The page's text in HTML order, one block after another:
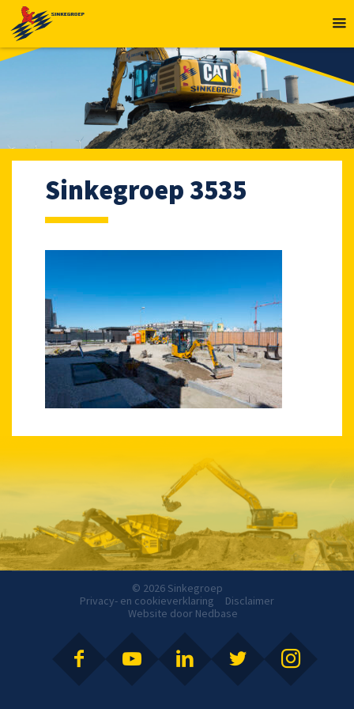
Sinkegroep 3535
© 2026 Sinkegroep
Privacy- en cookieverklaring
Disclaimer
Website door Nedbase